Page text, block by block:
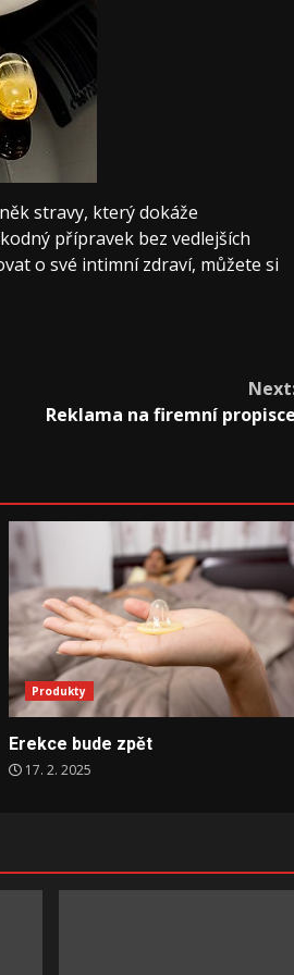
stravy, který dokáže
přípravek bez vedlejších
o své intimní zdraví, můžete si
Reklama na firemní
Produkty
Erekce bude zpět
17. 2. 2025